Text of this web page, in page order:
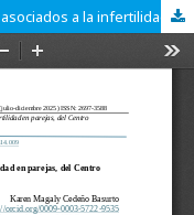
Análisis de los trastornos de ansiedad asociados a la infertilidad en parejas, del Centro Terapéutico Psicobienestar